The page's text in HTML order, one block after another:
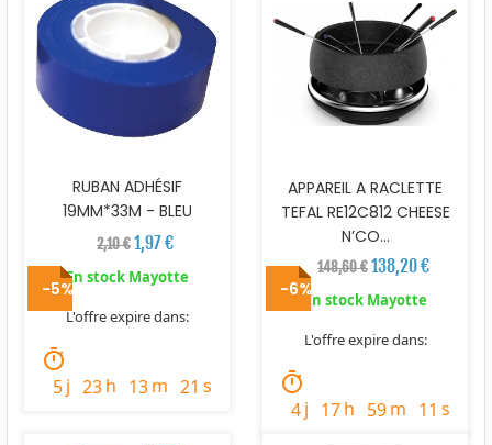
RUBAN ADHÉSIF
19MM*33M - BLEU
2,10 €1,97 €
En stock Mayotte
L'offre expire dans:
timer
5j 23h 13m 20 s
APPAREIL A RACLETTE
TEFAL RE12C812 CHEESE
N’CO...
148,60 €138,20 €
En stock Mayotte
L'offre expire dans:
timer
4j 17h 59m 10 s
-5% -6%